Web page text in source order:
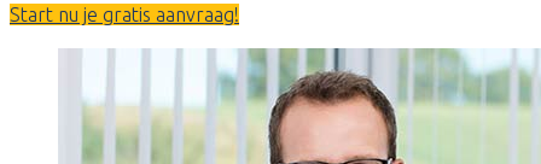
Start nu je gratis aanvraag!